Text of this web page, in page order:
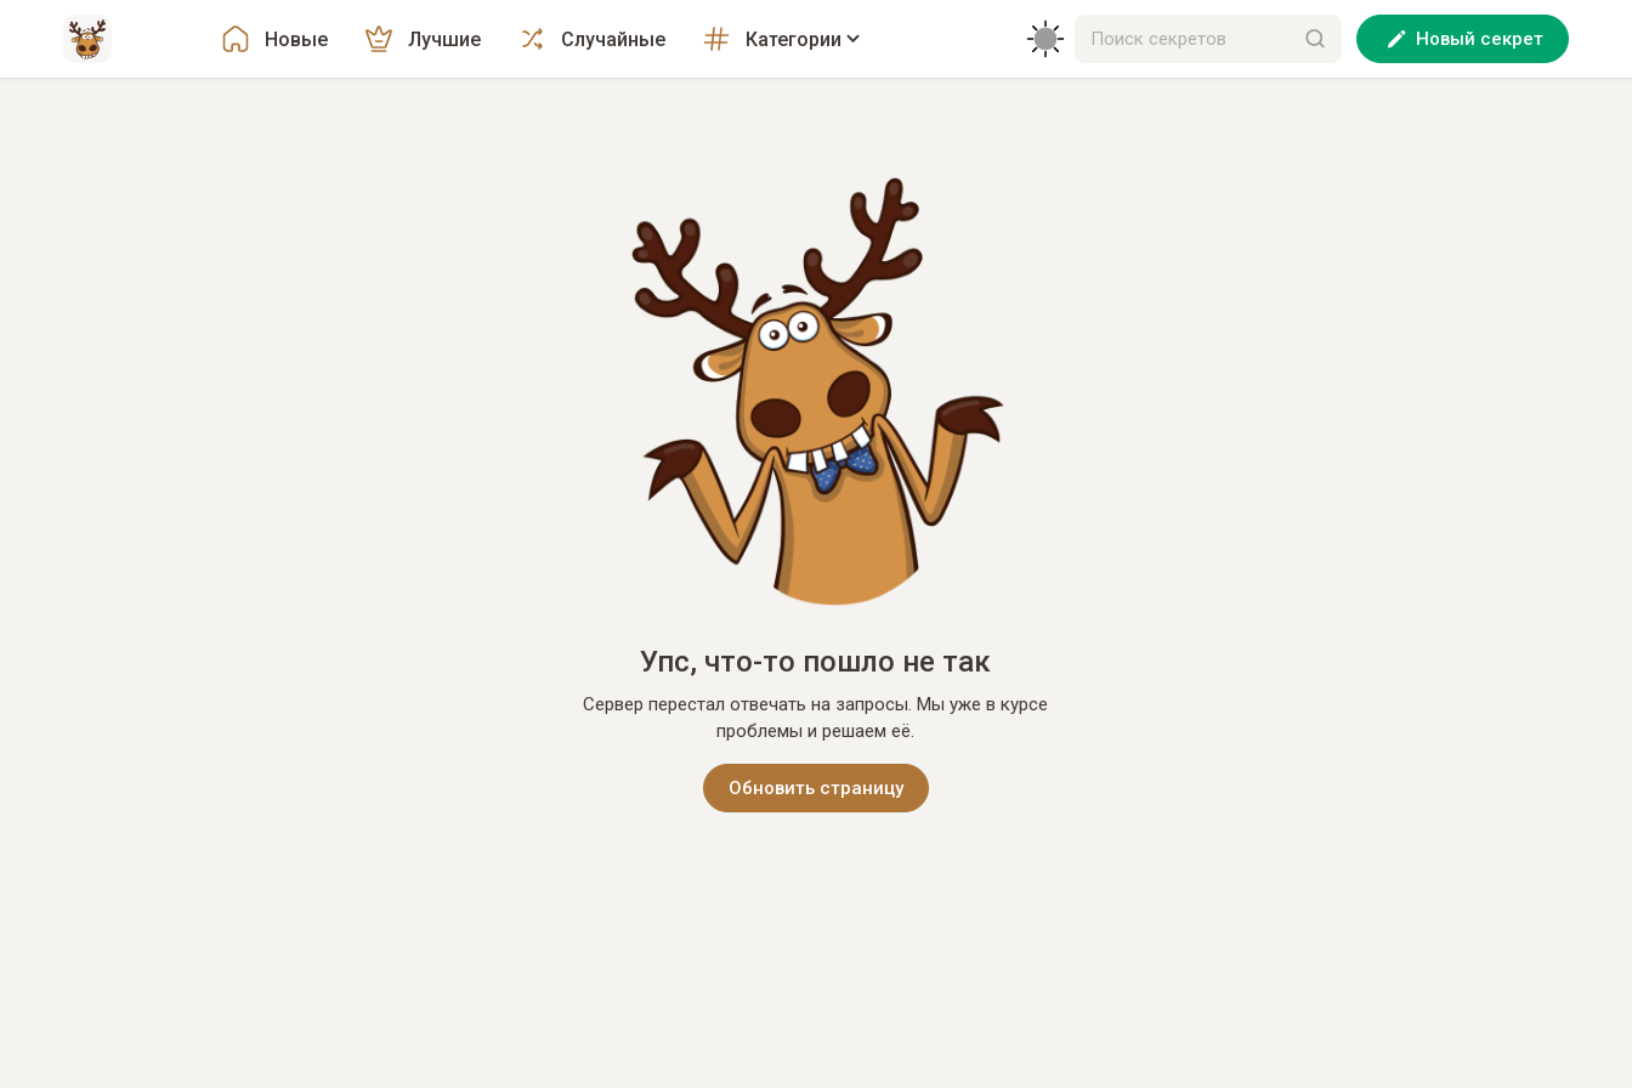
Новые Лучшие Случайные Категории Новый секрет
Упс, что-то пошло не так
Сервер перестал отвечать на запросы. Мы уже в курсе
проблемы и решаем её.
Обновить страницу